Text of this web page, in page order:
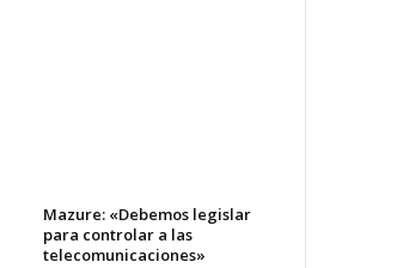
Mazure: «Debemos legislar
para controlar a las
telecomunicaciones»